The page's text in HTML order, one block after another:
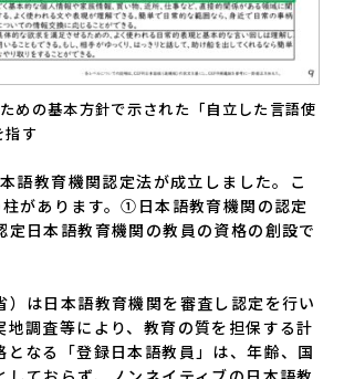
めの基本方針で示された「自立した言語使
指す
語教育機関認定法が成立しました。こ
があります。①日本語教育機関の認定
日本語教育機関の教員の資格の創設で
は日本語教育機関を審査し認定を行い
地調査等により、教育の質を担保する計
となる「登録日本語教員」は、年齢、国